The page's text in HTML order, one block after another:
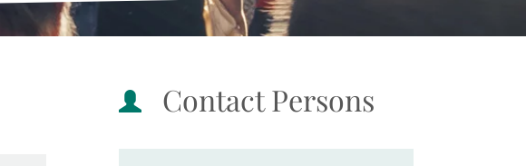
Contact Persons